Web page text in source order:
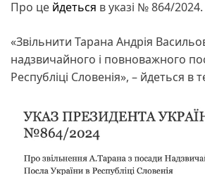
Про це йдеться в указі № 864/2024.
«Звільнити Тарана Андрія
надзвичайного і повноважного
Республіці Словенія», – йдеться в